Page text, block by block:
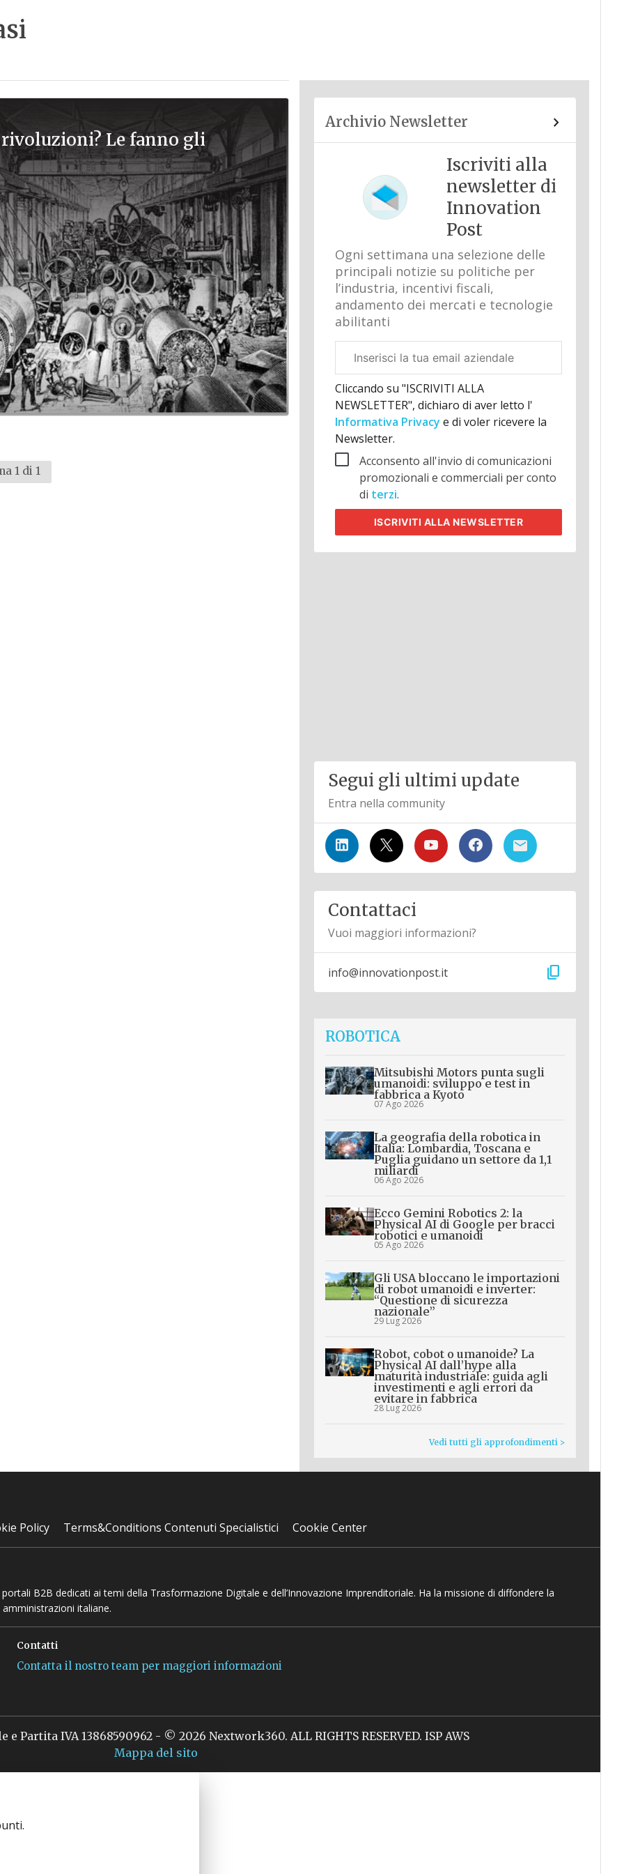
rivoluzioni? Le fanno gli
1 di 1
Archivio Newsletter
Iscriviti alla
newsletter di
Innovation
Post
Ogni settimana una selezione delle
principali notizie su politiche per
l’industria, incentivi fiscali,
andamento dei mercati e tecnologie
abilitanti
aziendale
Cliccando su "ISCRIVITI ALLA
NEWSLETTER", dichiaro di aver letto l'
Informativa Privacy e di voler ricevere la
Newsletter.
Acconsento all'invio di comunicazioni
promozionali e commerciali per conto
di terzi.
ISCRIVITI ALLA NEWSLETTER
Segui gli ultimi update
Entra nella community
Contattaci
Vuoi maggiori informazioni?
info@innovationpost.it content_copy
ROBOTICA
Mitsubishi Motors punta sugli
umanoidi: sviluppo e test in
fabbrica a Kyoto
07 Ago 2026
La geografia della robotica in
Italia: Lombardia, Toscana e
Puglia guidano un settore da 1,1
miliardi
06 Ago 2026
Ecco Gemini Robotics 2: la
Physical AI di Google per bracci
robotici e umanoidi
05 Ago 2026
Gli USA bloccano le importazioni
di robot umanoidi e inverter:
“Questione di sicurezza
nazionale”
29 Lug 2026
Robot, cobot o umanoide? La
Physical AI dall’hype alla
maturità industriale: guida agli
investimenti e agli errori da
evitare in fabbrica
28 Lug 2026
Vedi tutti gli approfondimenti >
Policy Terms&Conditions Contenuti Specialistici Cookie Center
B2B dedicati ai temi della Trasformazione Digitale e dell’Innovazione Imprenditoriale. Ha la missione di diffondere la
italiane.
Contatti
Contatta il nostro team per maggiori informazioni
Partita IVA 13868590962 - © 2026 Nextwork360. ALL RIGHTS RESERVED. ISP AWS
Mappa del sito